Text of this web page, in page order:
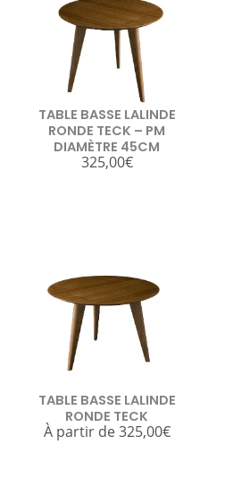
TABLE BASSE LALINDE
RONDE TECK – PM
DIAMÈTRE 45CM
325,00€
TABLE BASSE LALINDE
RONDE TECK
À partir de325,00€